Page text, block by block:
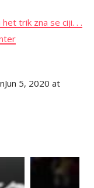
trik zna se ciji. . .
Jun 5, 2020 at